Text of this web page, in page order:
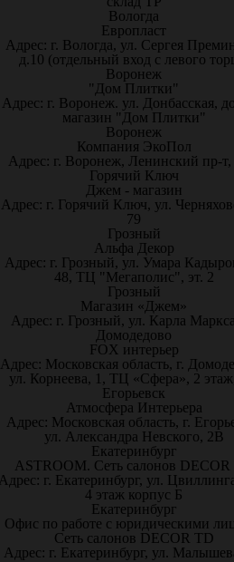
Вологда
Европласт
Адрес: г. Вологда, ул. Сергея
д.10 (отдельный вход с левого
Воронеж
"Дом Плитки"
Адрес: г. Воронеж. ул. Донбасская,
магазин "Дом Плитки"
Воронеж
Компания ЭкоПол
Адрес: г. Воронеж, Ленинский пр-
Горячий Ключ
Джем - магазин
Адрес: г. Горячий Ключ, ул.
79
Грозный
Альфа Декор
Адрес: г. Грозный, ул. Умара
48, ТЦ "Мегаполис", эт. 2
Грозный
Магазин «Джем»
Адрес: г. Грозный, ул. Карла
Домодедово
FOX интерьер
Адрес: Московская область, г.
ул. Корнеева, 1, ТЦ «Сфера», 2
Егорьевск
Атмосфера Интерьера
Адрес: Московская область, г.
ул. Александра Невского, 2В
Екатеринбург
ASTROOM. Сеть салонов DECOR
г. Екатеринбург, ул.
4 этаж корпус Б
Екатеринбург
Офис по работе с юридическими
Сеть салонов DECOR TD
Адрес: г. Екатеринбург, ул.